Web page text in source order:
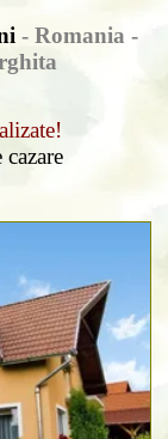
- Romania -